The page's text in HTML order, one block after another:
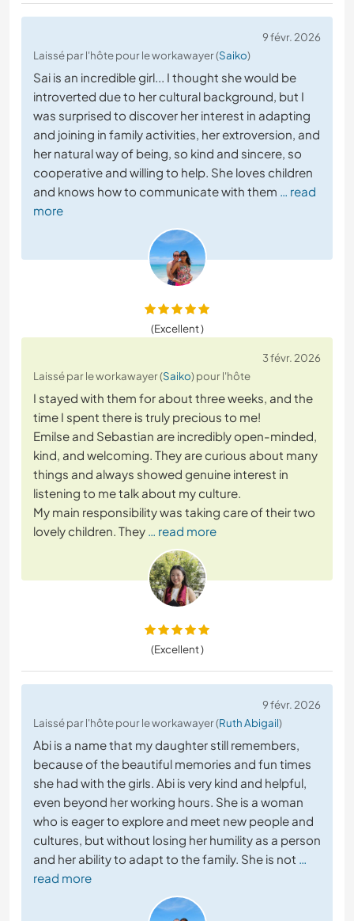
9 févr. 2026
Laissé par l'hôte pour le workawayer (Saiko)
Sai is an incredible girl... I thought she would be
introverted due to her cultural background, but I
was surprised to discover her interest in adapting
and joining in family activities, her extroversion, and
her natural way of being, so kind and sincere, so
cooperative and willing to help. She loves children
and knows how to communicate with them … read
more
(Excellent )
3 févr. 2026
Laissé par le workawayer (Saiko) pour l'hôte
I stayed with them for about three weeks, and the
time I spent there is truly precious to me!
Emilse and Sebastian are incredibly open-minded,
kind, and welcoming. They are curious about many
things and always showed genuine interest in
listening to me talk about my culture.
My main responsibility was taking care of their two
lovely children. They … read more
(Excellent )
9 févr. 2026
Laissé par l'hôte pour le workawayer (Ruth Abigail)
Abi is a name that my daughter still remembers,
because of the beautiful memories and fun times
she had with the girls. Abi is very kind and helpful,
even beyond her working hours. She is a woman
who is eager to explore and meet new people and
cultures, but without losing her humility as a person
and her ability to adapt to the family. She is not …
read more